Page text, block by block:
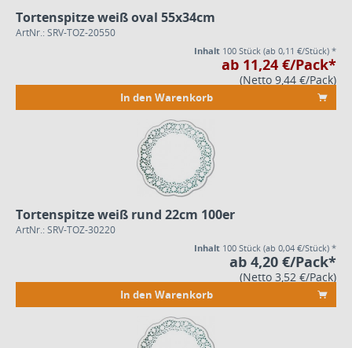
Tortenspitze weiß oval 55x34cm
ArtNr.: SRV-TOZ-20550
Inhalt 100 Stück (ab 0,11 €/Stück) *
ab 11,24 €/Pack*
(Netto 9,44 €/Pack)
In den Warenkorb
Tortenspitze weiß rund 22cm 100er
ArtNr.: SRV-TOZ-30220
Inhalt 100 Stück (ab 0,04 €/Stück) *
ab 4,20 €/Pack*
(Netto 3,52 €/Pack)
In den Warenkorb